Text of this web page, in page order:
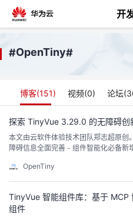
开
回
个
人
主
我
的
#OpenTiny#
博客(151) 视频(0) 论坛(
探索 TinyVue 3.29.0 的无障碍创
本文由云软件体验技术团队郑志超原
障碍信息全面完善 - 组件智能化必备
Notes 请参考：https://github.com/
新贡献者...
OpenTiny
TinyVue 智能组件库：基于 MCP
组件